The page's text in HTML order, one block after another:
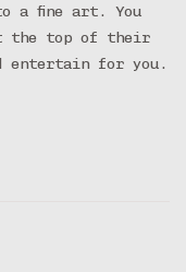
a fine art. You
the top of their
entertain for you.